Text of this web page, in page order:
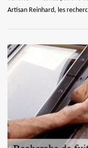
Artisan Reinhard, les